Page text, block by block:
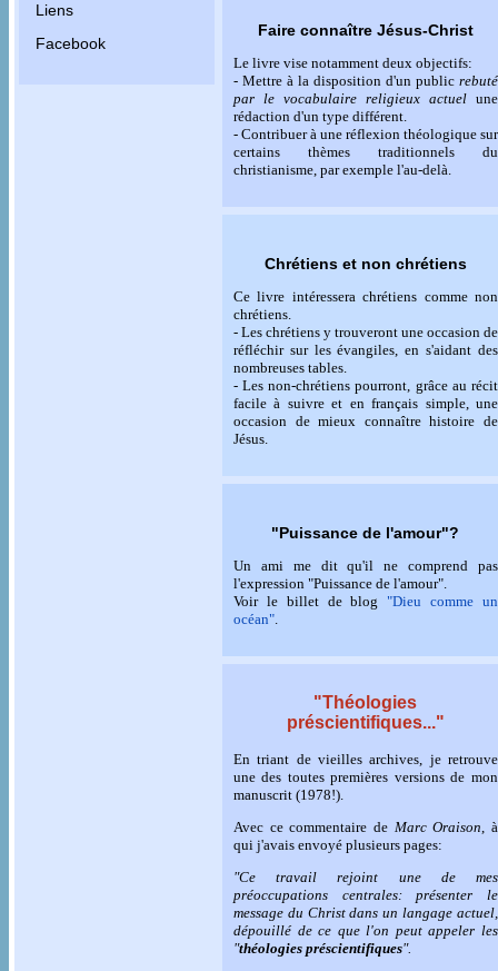
Liens
Facebook
Faire connaître Jésus-Christ
Le livre vise notamment deux objectifs:
- Mettre à la disposition d'un public rebuté
par le vocabulaire religieux actuel une
rédaction d'un type différent.
- Contribuer à une réflexion théologique sur
certains thèmes traditionnels du
christianisme, par exemple l'au-delà.
Chrétiens et non chrétiens
Ce livre intéressera chrétiens comme non
chrétiens.
- Les chrétiens y trouveront une occasion de
réfléchir sur les évangiles, en s'aidant des
nombreuses tables.
- Les non-chrétiens pourront, grâce au récit
facile à suivre et en français simple, une
occasion de mieux connaître histoire de
Jésus.
"Puissance de l'amour"?
Un ami me dit qu'il ne comprend pas
l'expression "Puissance de l'amour".
Voir le billet de blog"Dieu comme un
océan".
"Théologies
préscientifiques..."
En triant de vieilles archives, je retrouve
une des toutes premières versions de mon
manuscrit (1978!).
Avec ce commentaire de Marc Oraison, à
qui j'avais envoyé plusieurs pages:
"Ce travail rejoint une de mes
préoccupations centrales: présenter le
message du Christ dans un langage actuel,
dépouillé de ce que l'on peut appeler les
"théologies préscientifiques".